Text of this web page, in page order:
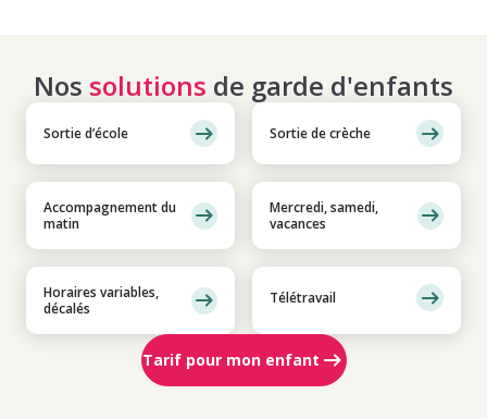
Nos solutions de garde d'enfants
Sortie d’école Sortie de crèche
Accompagnement du
matin
Mercredi, samedi,
vacances
Horaires variables,
décalés
Télétravail
Tarif pour mon enfant